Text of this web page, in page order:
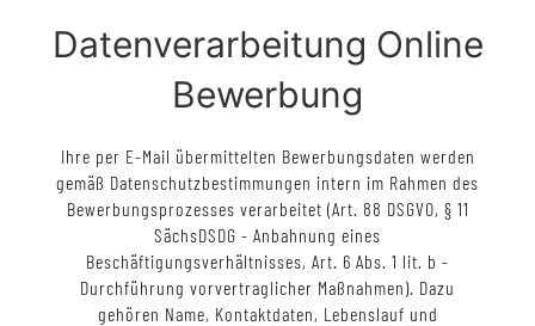
Datenverarbeitung Online
Bewerbung
Ihre per E-Mail übermittelten Bewerbungsdaten werden
gemäß Datenschutzbestimmungen intern im Rahmen des
Bewerbungsprozesses verarbeitet (Art. 88 DSGVO, § 11
SächsDSDG - Anbahnung eines
Beschäftigungsverhältnisses, Art. 6 Abs. 1 lit. b -
Durchführung vorvertraglicher Maßnahmen). Dazu
gehören Name, Kontaktdaten, Lebenslauf und